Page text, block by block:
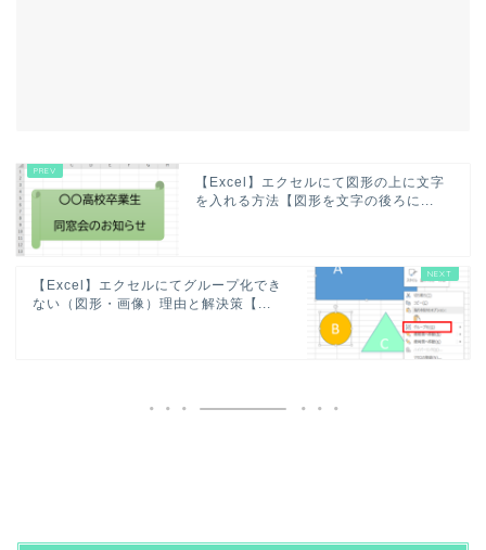
【Excel】エクセルにて図形の上に文字
を入れる方法【図形を文字の後ろに...
【Excel】エクセルにてグループ化でき
ない（図形・画像）理由と解決策【...